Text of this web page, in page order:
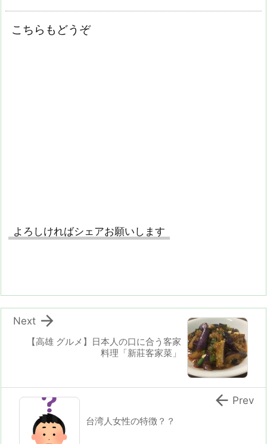
こちらもどうぞ
よろしければシェアお願いします
【高雄 グルメ】日本人の口に合う客家
料理「新莊客家菜」

Next
台湾人女性の特徴？？
 Prev